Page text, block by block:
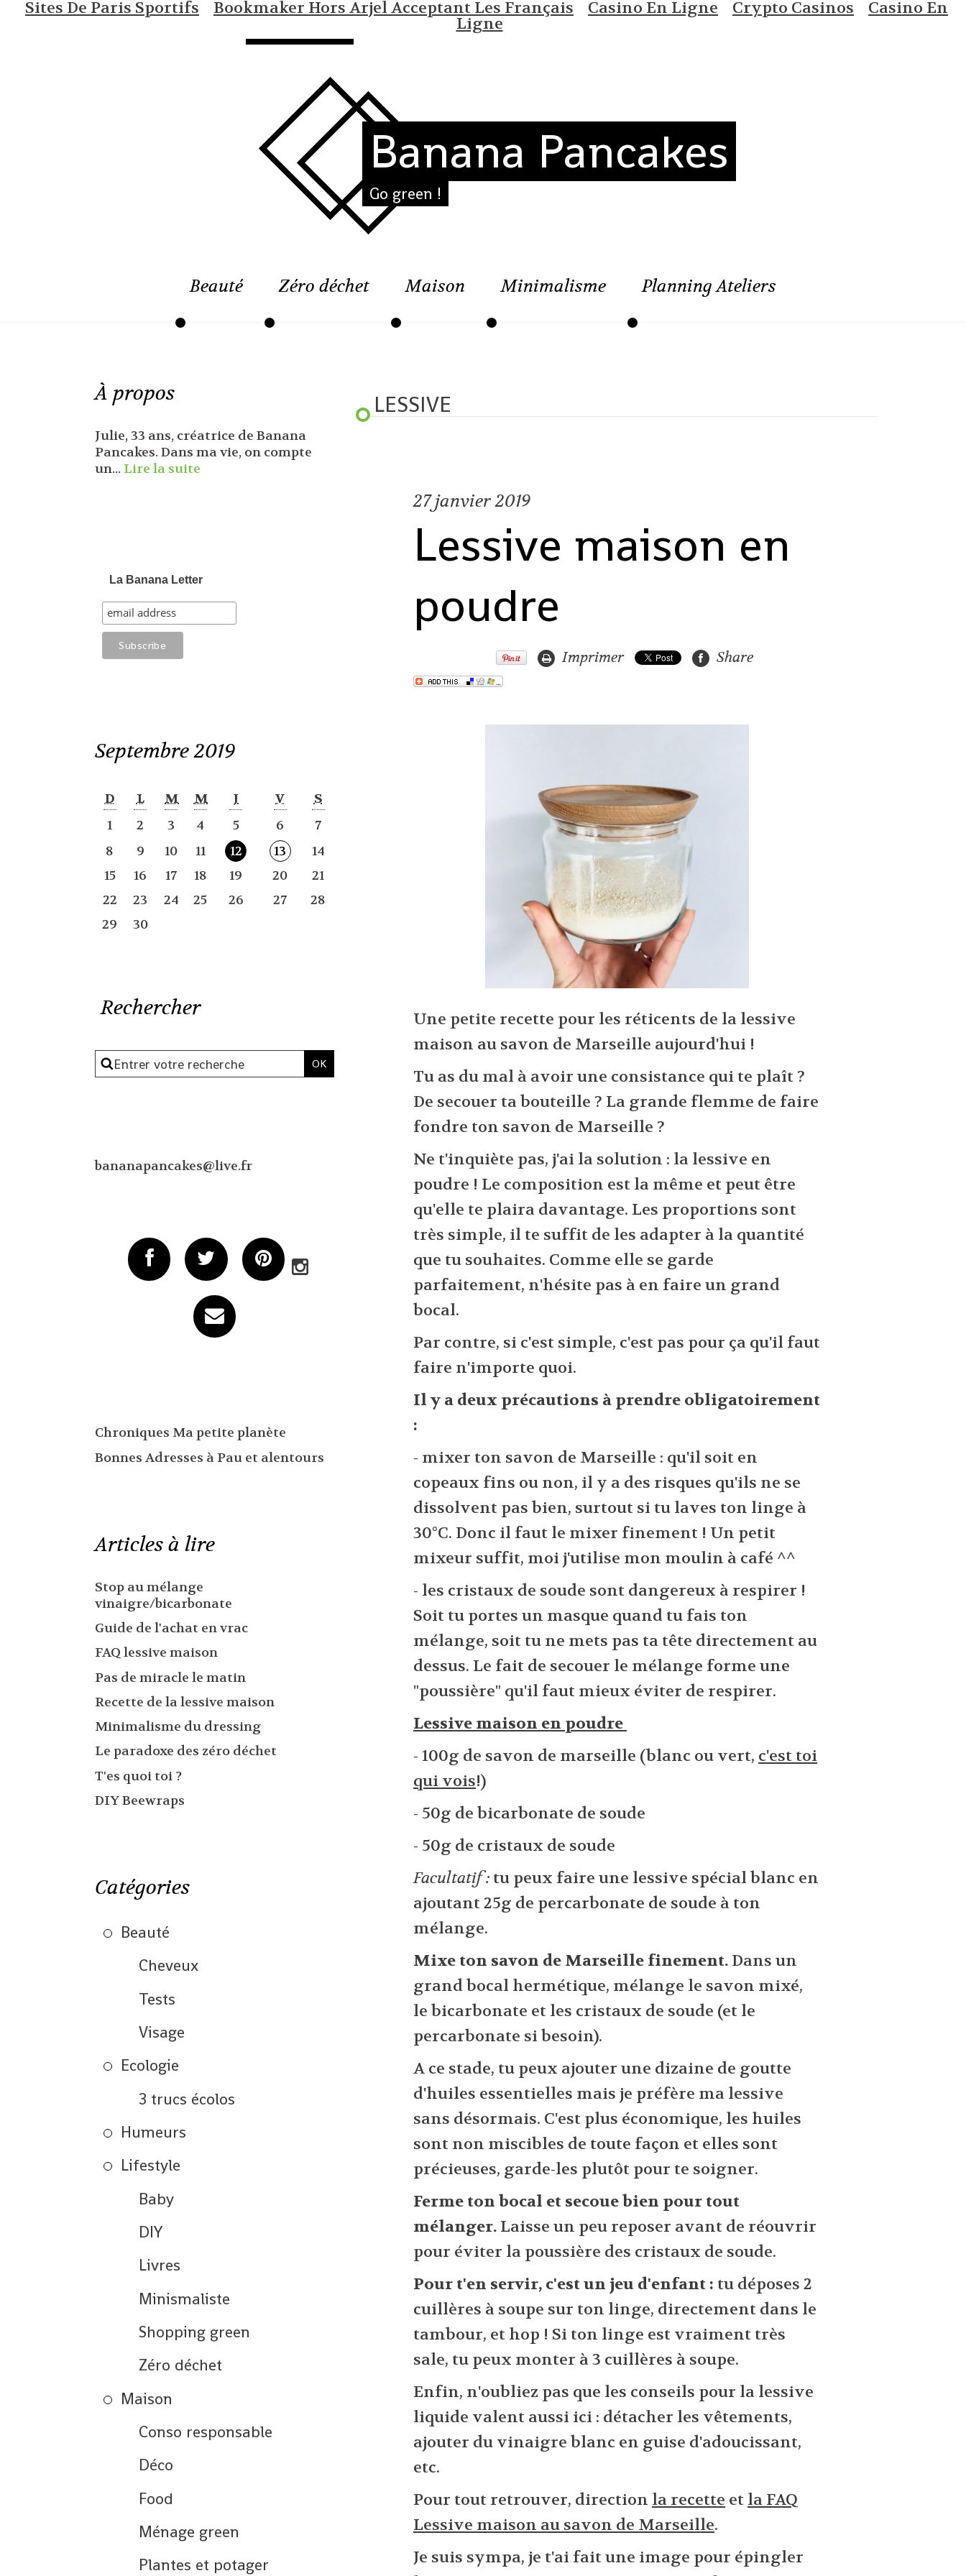
Sites De Paris Sportifs Bookmaker Hors Arjel Acceptant Les Français Casino En Ligne Crypto Casinos Casino En
Ligne
Banana Pancakes
Go green !
Beauté Zéro déchet Maison Minimalisme Planning Ateliers
À propos
Julie, 33 ans, créatrice de Banana
Pancakes. Dans ma vie, on compte
un... Lire la suite
La Banana Letter
Septembre 2019
D L M M J V
S
1
2 3 4 5 6
7
8
9 10 11 12 13
14
15
16 17 18 19 20
21
22
23 24 25 26 27
28
29
30
Rechercher
bananapancakes@live.fr
Chroniques Ma petite planète
Bonnes Adresses à Pau et alentours
Articles à lire
Stop au mélange
vinaigre/bicarbonate
Guide de l'achat en vrac
FAQ lessive maison
Pas de miracle le matin
Recette de la lessive maison
Minimalisme du dressing
Le paradoxe des zéro déchet
T'es quoi toi ?
DIY Beewraps
Catégories
Beauté
Cheveux
Tests
Visage
Ecologie
3 trucs écolos
Humeurs
Lifestyle
Baby
DIY
Livres
Minismaliste
Shopping green
Zéro déchet
Maison
Conso responsable
Déco
Food
Ménage green
Plantes et potager
LESSIVE
27janvier 2019
Lessive maison en
poudre
Imprimer Share
Une petite recette pour les réticents de la lessive
maison au savon de Marseille aujourd'hui !
Tu as du mal à avoir une consistance qui te plaît ?
De secouer ta bouteille ? La grande flemme de faire
fondre ton savon de Marseille ?
Ne t'inquiète pas, j'ai la solution : la lessive en
poudre ! Le composition est la même et peut être
qu'elle te plaira davantage. Les proportions sont
très simple, il te suffit de les adapter à la quantité
que tu souhaites. Comme elle se garde
parfaitement, n'hésite pas à en faire un grand
bocal.
Par contre, si c'est simple, c'est pas pour ça qu'il faut
faire n'importe quoi.
Il y a deux précautions à prendre obligatoirement
:
- mixer ton savon de Marseille : qu'il soit en
copeaux fins ou non, il y a des risques qu'ils ne se
dissolvent pas bien, surtout si tu laves ton linge à
30°C. Donc il faut le mixer finement ! Un petit
mixeur suffit, moi j'utilise mon moulin à café ^^
- les cristaux de soude sont dangereux à respirer !
Soit tu portes un masque quand tu fais ton
mélange, soit tu ne mets pas ta tête directement au
dessus. Le fait de secouer le mélange forme une
"poussière" qu'il faut mieux éviter de respirer.
Lessive maison en poudre
- 100g de savon de marseille (blanc ou vert, c'est toi
qui vois!)
- 50g de bicarbonate de soude
- 50g de cristaux de soude
Facultatif : tu peux faire une lessive spécial blanc en
ajoutant 25g de percarbonate de soude à ton
mélange.
Mixe ton savon de Marseille finement. Dans un
grand bocal hermétique, mélange le savon mixé,
le bicarbonate et les cristaux de soude (et le
percarbonate si besoin).
A ce stade, tu peux ajouter une dizaine de goutte
d'huiles essentielles mais je préfère ma lessive
sans désormais. C'est plus économique, les huiles
sont non miscibles de toute façon et elles sont
précieuses, garde-les plutôt pour te soigner.
Ferme ton bocal et secoue bien pour tout
mélanger. Laisse un peu reposer avant de réouvrir
pour éviter la poussière des cristaux de soude.
Pour t'en servir, c'est un jeu d'enfant : tu déposes 2
cuillères à soupe sur ton linge, directement dans le
tambour, et hop ! Si ton linge est vraiment très
sale, tu peux monter à 3 cuillères à soupe.
Enfin, n'oubliez pas que les conseils pour la lessive
liquide valent aussi ici : détacher les vêtements,
ajouter du vinaigre blanc en guise d'adoucissant,
etc.
Pour tout retrouver, direction la recette et la FAQ
Lessive maison au savon de Marseille.
Je suis sympa, je t'ai fait une image pour épingler